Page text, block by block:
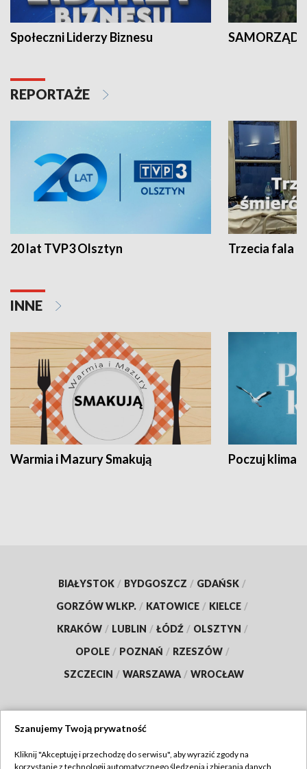
Społeczni Liderzy Biznesu SAMORZĄD
REPORTAŻE
20 lat TVP3 Olsztyn Trzecia fala -
INNE
Warmia i Mazury Smakują Poczuj klimat
BIAŁYSTOK / BYDGOSZCZ / GDAŃSK /
GORZÓW WLKP. / KATOWICE / KIELCE /
KRAKÓW / LUBLIN / ŁÓDŹ / OLSZTYN /
OPOLE / POZNAŃ / RZESZÓW /
SZCZECIN / WARSZAWA / WROCŁAW
Szanujemy Twoją prywatność
Kliknij "Akceptuję i przechodzę do serwisu", aby wyrazić zgody na
korzystanie z technologii automatycznego śledzenia i zbierania danych,